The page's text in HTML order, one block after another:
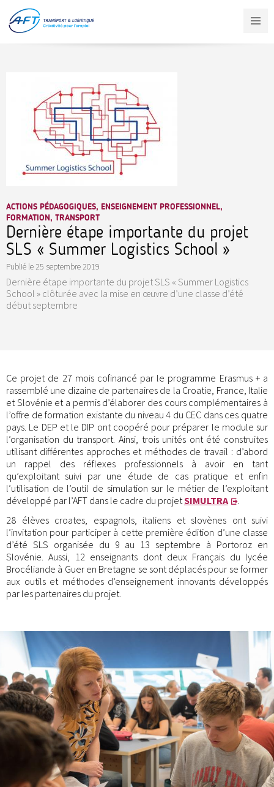
contenu
principal
ACTIONS PÉDAGOGIQUES, ENSEIGNEMENT PROFESSIONNEL,
FORMATION, TRANSPORT
Dernière étape importante du projet
SLS « Summer Logistics School »
Publié le 25 septembre 2019
Dernière étape importante du projet SLS « Summer Logistics
School » clôturée avec la mise en œuvre d’une classe d’été
début septembre
Ce projet de 27 mois cofinancé par le programme Erasmus + a
rassemblé une dizaine de partenaires de la Croatie, France, Italie
et Slovénie et a permis d’élaborer des cours complémentaires à
l’offre de formation existante du niveau 4 du CEC dans ces quatre
pays. Le DEP et le DIP ont coopéré pour préparer le module sur
l’organisation du transport. Ainsi, trois unités ont été construites
utilisant différentes approches et méthodes de travail : d’abord
un rappel des réflexes professionnels à avoir en tant
qu’exploitant suivi par une étude de cas pratique et enfin
l’utilisation de l’outil de simulation sur le métier de l’exploitant
développé par l’AFT dans le cadre du projetSIMULTRA
.
28 élèves croates, espagnols, italiens et slovènes ont suivi
l’invitation pour participer à cette première édition d’une classe
d’été SLS organisée du 9 au 13 septembre à Portoroz en
Slovénie. Aussi, 12 enseignants dont deux Français du lycée
Brocéliande à Guer en Bretagne se sont déplacés pour se former
aux outils et méthodes d’enseignement innovants développés
par les partenaires du projet.